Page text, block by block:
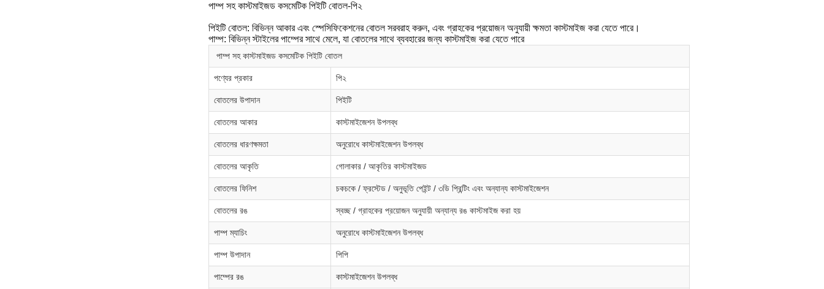
পাম্প সহ কাস্টমাইজড কসমেটিক পিইটি বোতল-পি২
পিইটি বোতল: বিভিন্ন আকার এবং স্পেসিফিকেশনের বোতল সরবরাহ করুন, এবং গ্রাহকের প্রয়োজন অনুযায়ী ক্ষমতা কাস্টমাইজ করা যেতে পারে।
পাম্প: বিভিন্ন স্টাইলের পাম্পের সাথে মেলে, যা বোতলের সাথে ব্যবহারের জন্য কাস্টমাইজ করা যেতে পারে
পাম্প সহ কাস্টমাইজড কসমেটিক পিইটি বোতল
পণ্যের প্রকার পি২
বোতলের উপাদান পিইটি
বোতলের আকার কাস্টমাইজেশন উপলব্ধ
বোতলের ধারণক্ষমতা অনুরোধে কাস্টমাইজেশন উপলব্ধ
বোতলের আকৃতি গোলাকার / আকৃতির কাস্টমাইজড
বোতলের ফিনিশ চকচকে / ফ্রস্টেড / অনুভূতি পেইন্ট / ৩ডি প্রিন্টিং এবং অন্যান্য কাস্টমাইজেশন
বোতলের রঙ স্বচ্ছ / গ্রাহকের প্রয়োজন অনুযায়ী অন্যান্য রঙ কাস্টমাইজ করা হয়
পাম্প ম্যাচিং অনুরোধে কাস্টমাইজেশন উপলব্ধ
পাম্প উপাদান পিপি
পাম্পের রঙ কাস্টমাইজেশন উপলব্ধ